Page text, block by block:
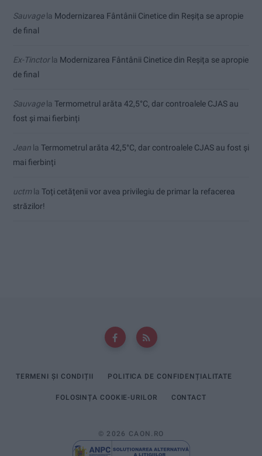
Sauvagela Modernizarea Fântânii Cinetice din Reșița se apropie
de final
Ex-Tinctorla Modernizarea Fântânii Cinetice din Reșița se apropie
de final
Sauvagela Termometrul arăta 42,5°C, dar controalele CJAS au
fost și mai fierbinți
Jean la Termometrul arăta 42,5°C, dar controalele CJAS au fost și
mai fierbinți
uctmla Toți cetățenii vor avea privilegiu de primar la refacerea
străzilor!
TERMENI ȘI CONDIȚII POLITICA DE CONFIDENȚIALITATE
FOLOSINȚA COOKIE-URILOR CONTACT
© 2026 CAON.RO